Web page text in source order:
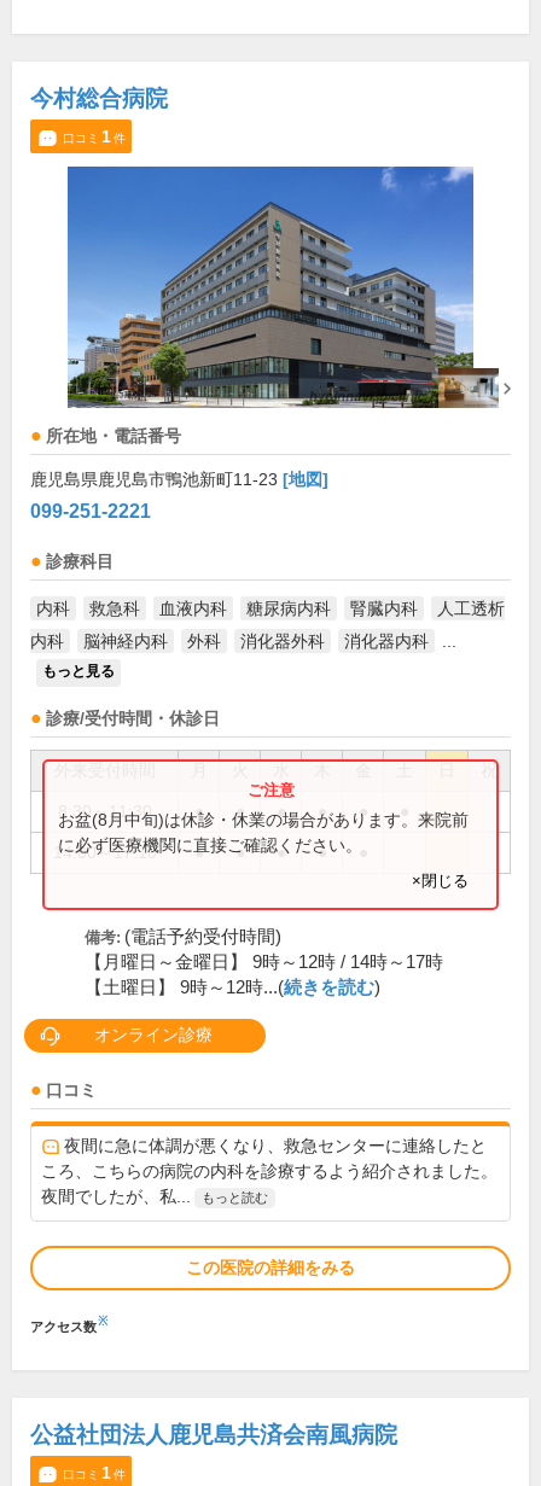
今村総合病院
口コミ 1件
所在地・電話番号
鹿児島県鹿児島市鴨池新町11-23 [地図]
099-251-2221
診療科目
内科 救急科 血液内科 糖尿病内科 腎臓内科
人工透析
内科
脳神経内科 外科 消化器外科 消化器内科
もっと見る
診療/受付時間・休診日
祝
8:30～11:30 ● ● ● ● ●
14:00～17:10 ● ● ● ●
お盆(8月中旬)は休診・休業の場合があります。来院前
に必ず医療機関に直接ご確認ください。
×閉じる
備考: (電話予約受付時間)
【月曜日～金曜日】 9時～12時 / 14時～17時
【土曜日】 9時～12時...(続きを読む)
オンライン診療
口コミ
夜間に急に体調が悪くなり、救急センターに連絡したと
ころ、こちらの病院の内科を診療するよう紹介されました。
夜間でしたが、私...
もっと読む
この医院の詳細をみる
アクセス数※
公益社団法人鹿児島共済会南風病院
口コミ 1件